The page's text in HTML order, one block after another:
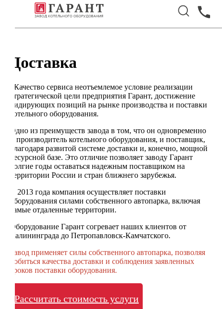
Доставка
Качество сервиса неотъемлемое условие реализации
стратегической цели предприятия Гарант, достижение
лидирующих позиций на рынке производства и поставки
котельного оборудования.
Одно из преимуществ завода в том, что он одновременно
и производитель котельного оборудования, и поставщик,
благодаря развитой системе доставки и, конечно, мощной
ресурсной базе. Это отличие позволяет заводу Гарант
долгие годы оставаться надежным поставщиком на
территории России и стран ближнего зарубежья.
С 2013 года компания осуществляет поставки
оборудования силами собственного автопарка, включая
самые отдаленные территории.
Оборудование Гарант согревает наших клиентов от
Калининграда до Петропавловск-Камчатского.
Завод применяет силы собственного автопарка, позволяя
добиться качества доставки и соблюдения заявленных
сроков поставки оборудования.
Рассчитать стоимость услуги